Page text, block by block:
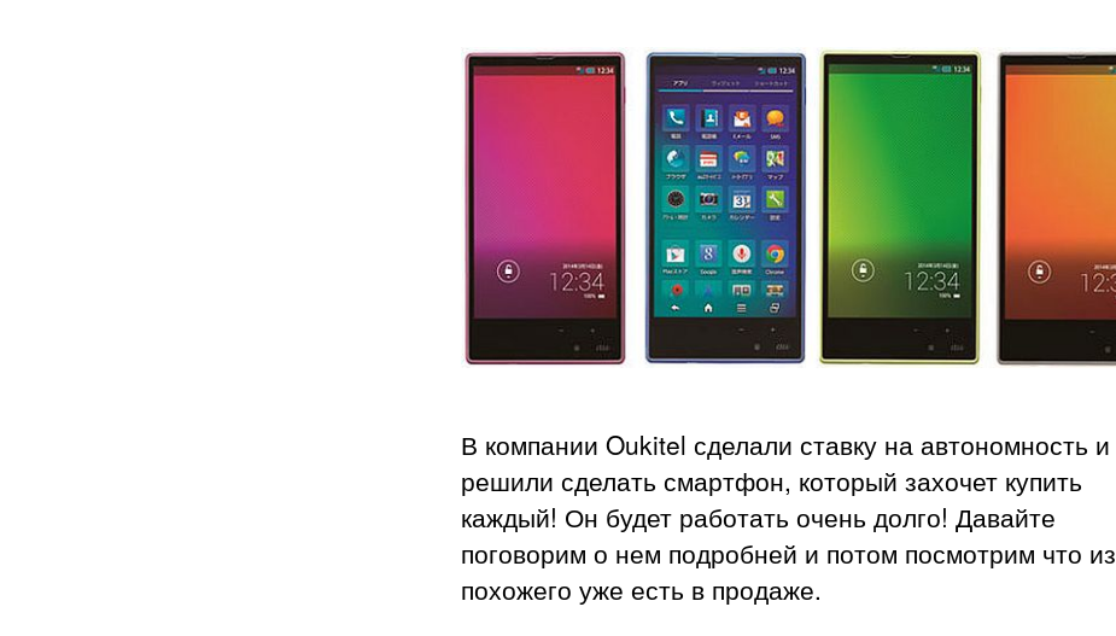
В компании Oukitel сделали ставку на автономность и
решили сделать смартфон, который захочет купить
каждый! Он будет работать очень долго! Давайте
поговорим о нем подробней и потом посмотрим что из
похожего уже есть в продаже.